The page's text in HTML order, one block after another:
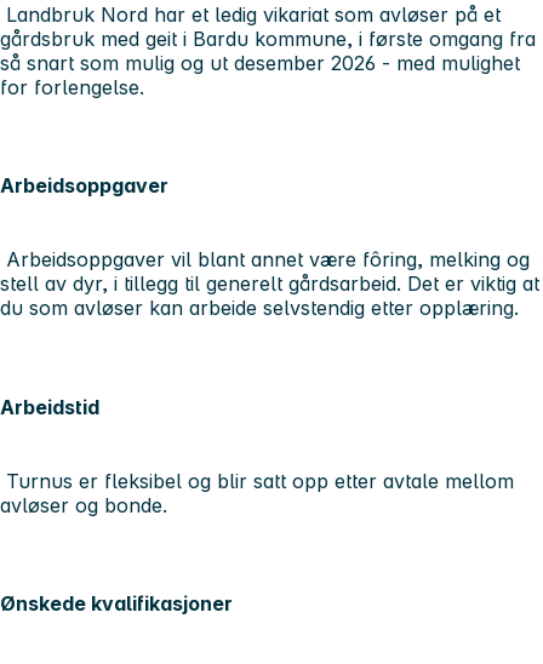
Landbruk Nord har et ledig vikariat som avløser på et
gårdsbruk med geit i Bardu kommune, i første omgang fra
så snart som mulig og ut desember 2026 - med mulighet
for forlengelse.
Arbeidsoppgaver
Arbeidsoppgaver vil blant annet være fôring, melking og
stell av dyr, i tillegg til generelt gårdsarbeid. Det er viktig at
du som avløser kan arbeide selvstendig etter opplæring.
Arbeidstid
Turnus er fleksibel og blir satt opp etter avtale mellom
avløser og bonde.
Ønskede kvalifikasjoner